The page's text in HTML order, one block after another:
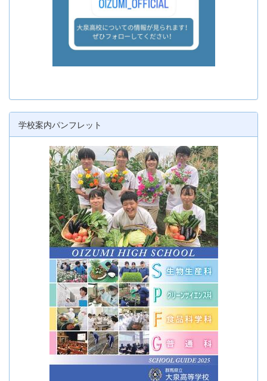
学校案内パンフレット